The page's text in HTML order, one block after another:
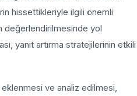
hissettikleriyle ilgili önemli
değerlendirilmesinde yol
yanıt artırma stratejilerinin etkili
ve analiz edilmesi,